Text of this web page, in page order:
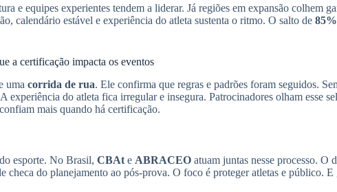
e equipes experientes tendem a liderar. Já regiões em expansão colhem
calendário estável e experiência do atleta sustenta o ritmo. O salto de 85%
a certificação impacta os eventos
uma corrida de rua. Ele confirma que regras e padrões foram seguidos.
experiência do atleta fica irregular e insegura. Patrocinadores olham esse
mais quando há certificação.
esporte. No Brasil, CBAte ABRACEO atuam juntas nesse processo. O
checa do planejamento ao pós-prova. O foco é proteger atletas e público. E